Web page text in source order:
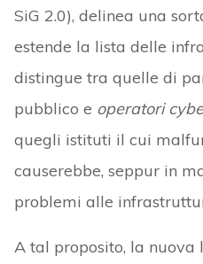
SiG 2.0), delinea una
estende la lista delle
distingue tra quelle di
pubblico e operatori
quegli istituti il cui
causerebbe, seppur in
problemi alle
A tal proposito, la nuova